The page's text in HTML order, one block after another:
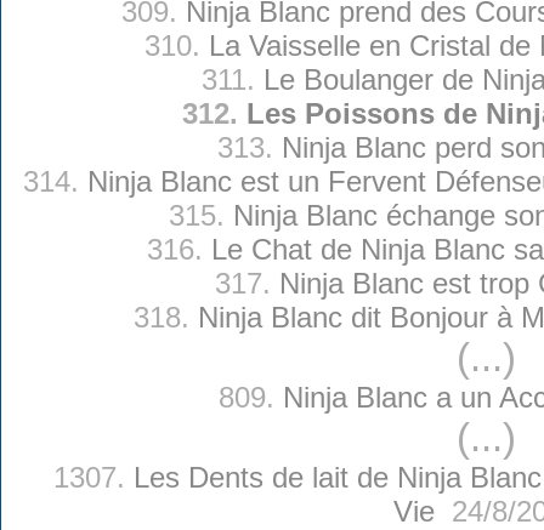
309. Ninja Blanc prend des
310. La Vaisselle en Cristal de
311. Le Boulanger de
312. Les Poissons de
313. Ninja Blanc perd
314. Ninja Blanc est un Fervent
315. Ninja Blanc échange
316. Le Chat de Ninja Blanc
317. Ninja Blanc est trop
318. Ninja Blanc dit Bonjour à
(...)
809. Ninja Blanc a un
(...)
1307. Les Dents de lait de Ninja
Vie24/8/